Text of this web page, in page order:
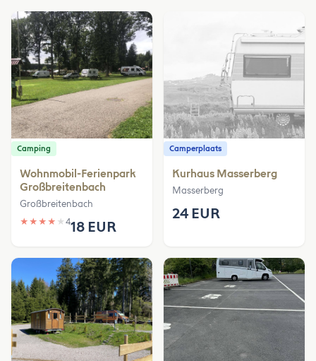
Camping
Wohnmobil-Ferienpark
Großbreitenbach
Großbreitenbach
★ ★ ★ ★ ★ 418 EUR
Camperplaats
Kurhaus Masserberg
Masserberg
24 EUR